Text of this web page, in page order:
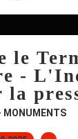
le
-
la
MONUMENTS